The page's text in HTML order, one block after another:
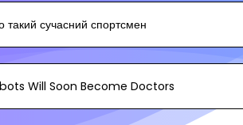
такий сучасний спортсмен
Will Soon Become Doctors